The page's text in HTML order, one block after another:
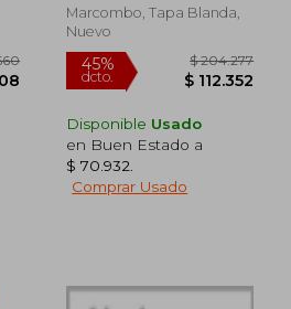
FORMACIÓN)
Marcombo, Tapa Blanda,
Nuevo
Disponible Usado
en Buen Estado a
$ 70.932
Comprar Usado